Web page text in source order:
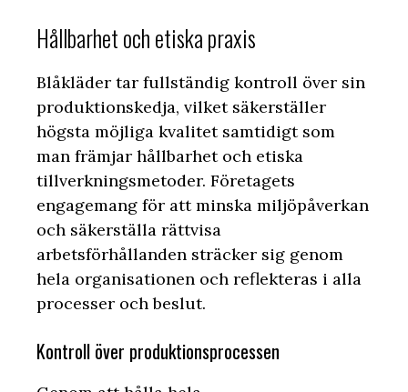
Hållbarhet och etiska praxis
Blåkläder tar fullständig kontroll över sin
produktionskedja, vilket säkerställer
högsta möjliga kvalitet samtidigt som
man främjar hållbarhet och etiska
tillverkningsmetoder. Företagets
engagemang för att minska miljöpåverkan
och säkerställa rättvisa
arbetsförhållanden sträcker sig genom
hela organisationen och reflekteras i alla
processer och beslut.
Kontroll över produktionsprocessen